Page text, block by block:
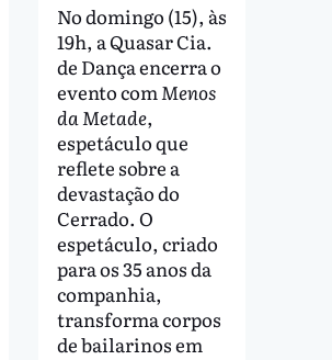
No domingo (15), às
19h, a Quasar Cia.
de Dança encerra o
evento com Menos
da Metade,
espetáculo que
reflete sobre a
devastação do
Cerrado. O
espetáculo, criado
para os 35 anos da
companhia,
transforma corpos
de bailarinos em